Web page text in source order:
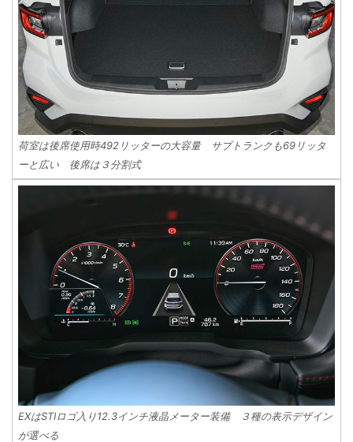
荷室は後席使用時492リッターの大容量 サブトランクも69リッタ
ーと広い 後席は３分割式
EXはSTIロゴ入り12.3インチ液晶メーター装備 ３種の表示デザイン
が選べる